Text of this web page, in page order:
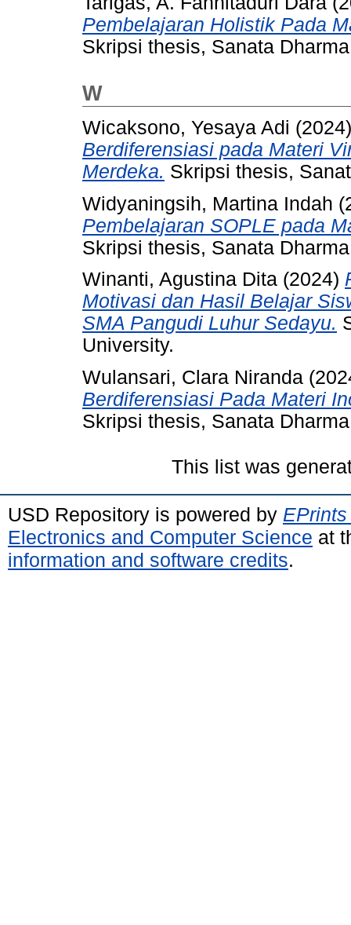
Pembelajaran Holistik Pada
Skripsi thesis, Sanata
W
Wicaksono, Yesaya Adi
Berdiferensiasi pada Materi
Merdeka. Skripsi thesis,
Widyaningsih, Martina Indah
Pembelajaran SOPLE pada
Skripsi thesis, Sanata
Winanti, Agustina Dita (2024)
Motivasi dan Hasil Belajar
SMA Pangudi Luhur Sedayu.
University.
Wulansari, Clara Niranda
Berdiferensiasi Pada Materi
Skripsi thesis, Sanata
This list was
USD Repository is powered by
Electronics and Computer Science at
information and software credits.